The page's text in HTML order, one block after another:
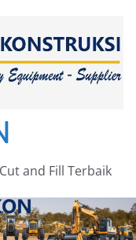
and Fill Terbaik